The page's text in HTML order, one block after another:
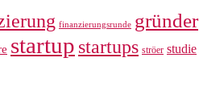
finanzierungsrunde gründer
startup startups ströer studie